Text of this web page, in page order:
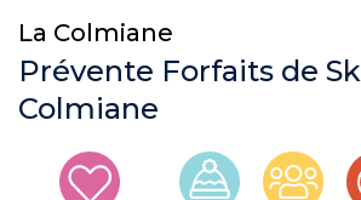
La Colmiane
Prévente Forfaits de
Colmiane